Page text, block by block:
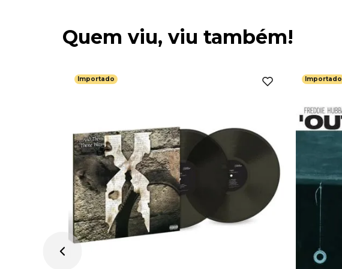
Quem viu, viu também!
Importado Importado